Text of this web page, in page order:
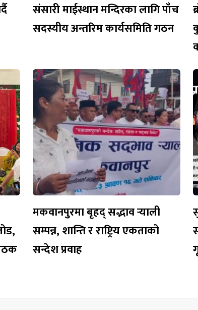
संसारी माईस्थान मन्दिरका लागि पाँच
सदस्यीय अन्तरिम कार्यसमिति गठन
मकवानपुरमा बृहद् सद्भाव र्‍याली
सम्पन्न, शान्ति र राष्ट्रिय एकताको
सन्देश प्रवाह